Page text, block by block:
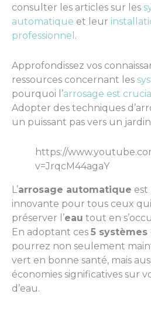
consulter les articles sur les
automatique et leur
professionnel .
Approfondissez vos
ressources concernant les
pourquoi l’arrosage est crucial
Adopter des techniques
un puissant pas vers un
https://
v=JrqcM44agaY
L’arrosage automatique est
innovante pour tous ceux
préserver l’eau tout en
En adoptant ces 5
pourrez non seulement
vert en bonne santé, mais
économies significatives sur
d’eau.